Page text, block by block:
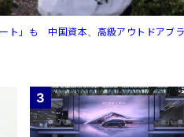
ート」も 中国資本、高級アウトドアブ
3